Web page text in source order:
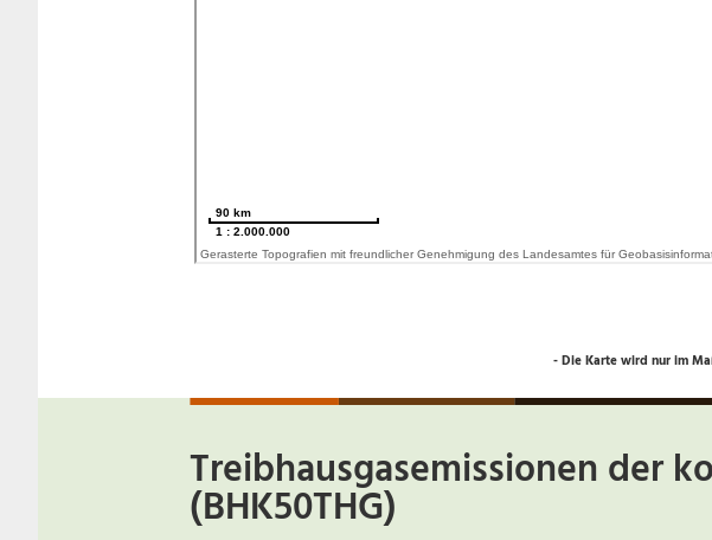
- Die Karte wird nur im
Treibhausgasemissionen der
(BHK50THG)